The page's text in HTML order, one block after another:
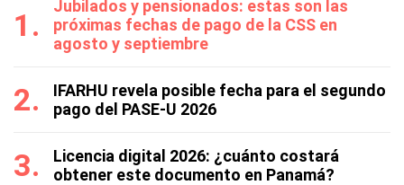
Jubilados y pensionados: estas son las
próximas fechas de pago de la CSS en
agosto y septiembre
IFARHU revela posible fecha para el segundo
pago del PASE-U 2026
Licencia digital 2026: ¿cuánto costará
obtener este documento en Panamá?